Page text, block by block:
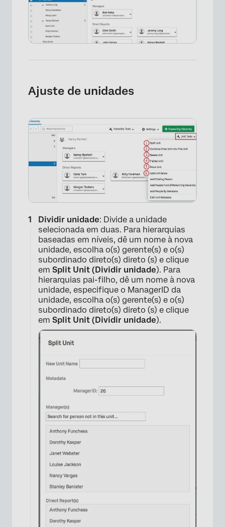
×
Ajuste de unidades
Dividir unidade: Divide a unidade
selecionada em duas. Para hierarquias
baseadas em níveis, dê um nome à nova
unidade, escolha o(s) gerente(s) e o(s)
subordinado direto(s) direto (s) e clique
em Split Unit (Dividir unidade). Para
hierarquias pai-filho, dê um nome à nova
unidade, especifique o ManagerID da
unidade, escolha o(s) gerente(s) e o(s)
subordinado direto(s) direto (s) e clique
em Split Unit (Dividir unidade).